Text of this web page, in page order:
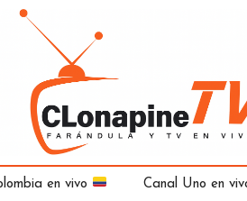
en vivo Canal Uno en